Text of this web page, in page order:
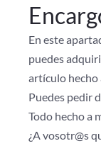
En este
puedes
artículo hecho
Puedes pedir
Todo hecho a
¿A vosotr@s